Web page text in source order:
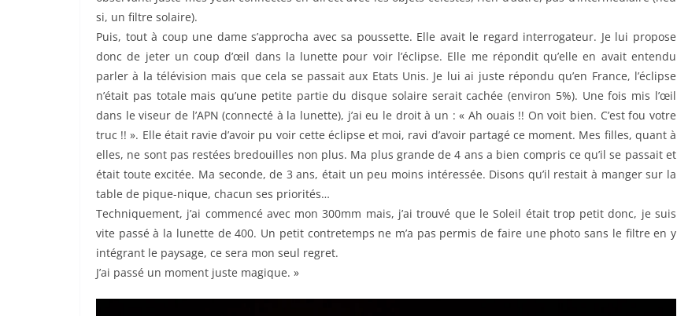
si, un filtre solaire).
Puis, tout à coup une dame s’approcha avec sa poussette. Elle avait le regard interrogateur. Je lui propose
donc de jeter un coup d’œil dans la lunette pour voir l’éclipse. Elle me répondit qu’elle en avait entendu
parler à la télévision mais que cela se passait aux Etats Unis. Je lui ai juste répondu qu’en France, l’éclipse
n’était pas totale mais qu’une petite partie du disque solaire serait cachée (environ 5%). Une fois mis l’œil
dans le viseur de l’APN (connecté à la lunette), j’ai eu le droit à un : « Ah ouais !! On voit bien. C’est fou votre
truc !! ». Elle était ravie d’avoir pu voir cette éclipse et moi, ravi d’avoir partagé ce moment. Mes filles, quant à
elles, ne sont pas restées bredouilles non plus. Ma plus grande de 4 ans a bien compris ce qu’il se passait et
était toute excitée. Ma seconde, de 3 ans, était un peu moins intéressée. Disons qu’il restait à manger sur la
table de pique-nique, chacun ses priorités…
Techniquement, j’ai commencé avec mon 300mm mais, j’ai trouvé que le Soleil était trop petit donc, je suis
vite passé à la lunette de 400. Un petit contretemps ne m’a pas permis de faire une photo sans le filtre en y
intégrant le paysage, ce sera mon seul regret.
J’ai passé un moment juste magique. »